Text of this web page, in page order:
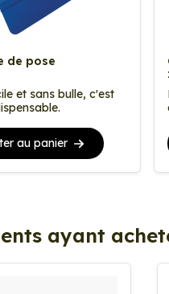
de pose
et sans bulle, c'est
au panier
ayant